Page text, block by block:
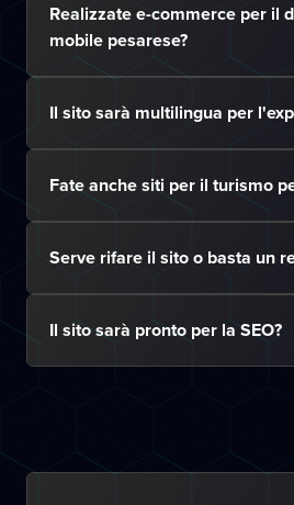
Realizzate e-commerce per il
mobile pesarese?
Il sito sarà multilingua per
Fate anche siti per il turismo
Serve rifare il sito o basta un
Il sito sarà pronto per la SEO?